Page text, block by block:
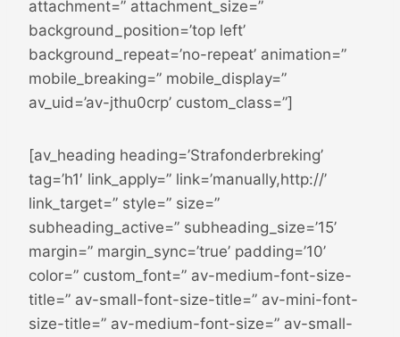
attachment=” attachment_size=”
background_position=’top left’
background_repeat=’no-repeat’ animation=”
mobile_breaking=” mobile_display=”
av_uid=’av-jthu0crp’ custom_class=”]
[av_heading heading=’Strafonderbreking’
tag=’h1′ link_apply=” link=’manually,http://’
link_target=” style=” size=”
subheading_active=” subheading_size=’15’
margin=” margin_sync=’true’ padding=’10’
color=” custom_font=” av-medium-font-size-
title=” av-small-font-size-title=” av-mini-font-
size-title=” av-medium-font-size=” av-small-